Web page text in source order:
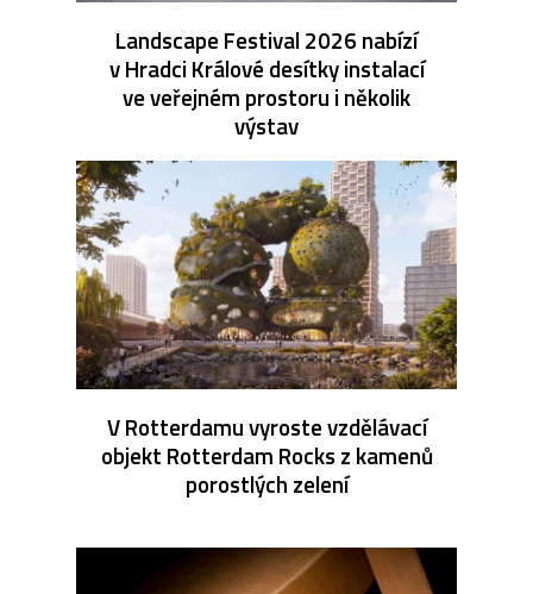
Landscape Festival 2026 nabízí
v Hradci Králové desítky instalací
ve veřejném prostoru i několik
výstav
V Rotterdamu vyroste vzdělávací
objekt Rotterdam Rocks z kamenů
porostlých zelení